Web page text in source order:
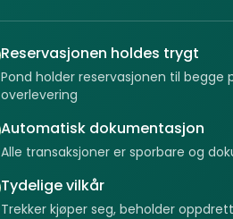
Reservasjonen holdes trygt
Pond holder reservasjonen til
overlevering
Automatisk dokumentasjon
Alle transaksjoner er sporbare og
Tydelige vilkår
Trekker kjøper seg, beholder